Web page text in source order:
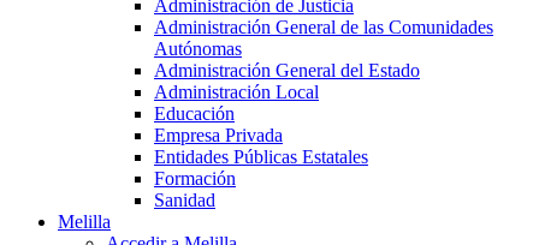
Administración de Justicia
Administración General de las Comunidades
Autónomas
Administración General del Estado
Administración Local
Educación
Empresa Privada
Entidades Públicas Estatales
Formación
Sanidad
Melilla